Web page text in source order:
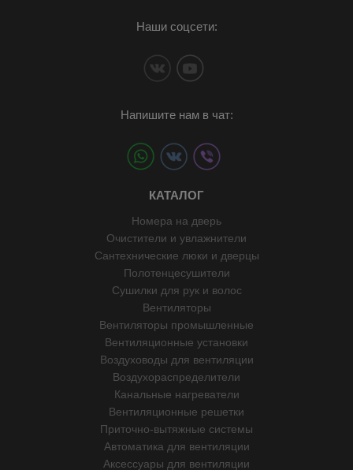
Наши соцсети:
Напишите нам в чат:
КАТАЛОГ
Номера на дверь
Очистители и увлажнители
Сантехнические люки и дверцы
Полотенцесушители
Сушилки для рук и волос
Вентиляторы
Вентиляторы промышленные
Вентиляционные установки
Воздуховоды для вентиляции
Воздухораспределители
Канальные нагреватели
Вентиляционные решетки
Приточно-вытяжные системы
Автоматика для вентиляции
Аксессуары для вентиляции